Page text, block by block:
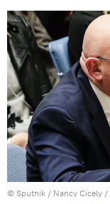
© Sputnik / Nancy Cicely /